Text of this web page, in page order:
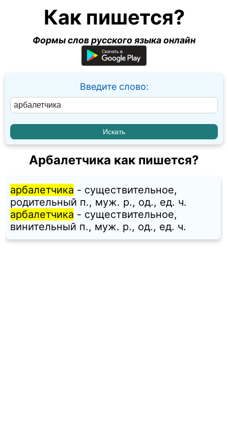
Как пишется?
Формы слов русского языка онлайн
Введите слово:
Арбалетчика как пишется?
арбалетчика - существительное,
родительный п., муж. p., од., ед. ч.
арбалетчика - существительное,
винительный п., муж. p., од., ед. ч.